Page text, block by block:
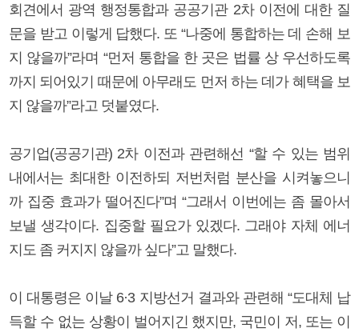
회견에서 광역 행정통합과 공공기관 2차 이전에 대한 질
문을 받고 이렇게 답했다. 또 “나중에 통합하는 데 손해 보
지 않을까”라며 “먼저 통합을 한 곳은 법률 상 우선하도록
까지 되어있기 때문에 아무래도 먼저 하는 데가 혜택을 보
지 않을까”라고 덧붙였다.
공기업(공공기관) 2차 이전과 관련해선 “할 수 있는 범위
내에서는 최대한 이전하되 저번처럼 분산을 시켜놓으니
까 집중 효과가 떨어진다”며 “그래서 이번에는 좀 몰아서
보낼 생각이다. 집중할 필요가 있겠다. 그래야 자체 에너
지도 좀 커지지 않을까 싶다”고 말했다.
이 대통령은 이날 6·3 지방선거 결과와 관련해 “도대체 납
득할 수 없는 상황이 벌어지긴 했지만, 국민이 저, 또는 이